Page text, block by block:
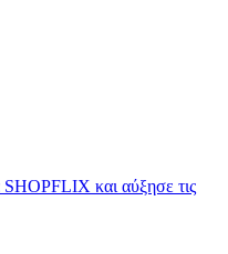
και αύξησε τις